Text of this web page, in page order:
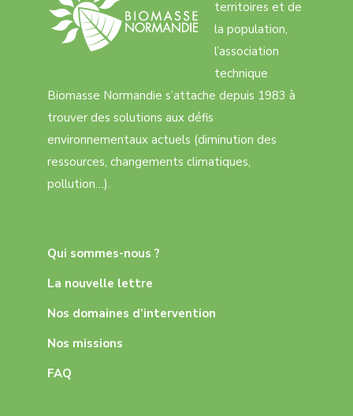
territoires et de
la population,
l’association
technique
Biomasse Normandie s’attache depuis 1983 à
trouver des solutions aux défis
environnementaux actuels (diminution des
ressources, changements climatiques,
pollution…).
Qui sommes-nous ?
La nouvelle lettre
Nos domaines d’intervention
Nos missions
FAQ